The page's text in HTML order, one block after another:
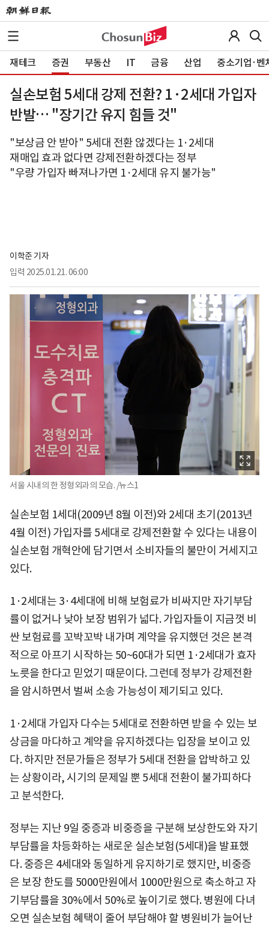
재테크 증권 부동산 IT 금융 산업 중소기업·벤
실손보험 5세대 강제 전환? 1·2세대 가입자
반발… "장기간 유지 힘들 것"
"보상금 안 받아" 5세대 전환 않겠다는 1·2세대
재매입 효과 없다면 강제전환하겠다는 정부
"우량 가입자 빠져나가면 1·2세대 유지 불가능"
이학준 기자
입력 2025.01.21. 06:00
서울 시내의 한 정형외과의 모습. /뉴스1
실손보험 1세대(2009년 8월 이전)와 2세대 초기(2013년
4월 이전) 가입자를 5세대로 강제전환할 수 있다는 내용이
실손보험 개혁안에 담기면서 소비자들의 불만이 거세지고
있다.
1·2세대는 3·4세대에 비해 보험료가 비싸지만 자기부담
률이 없거나 낮아 보장 범위가 넓다. 가입자들이 지금껏 비
싼 보험료를 꼬박꼬박 내가며 계약을 유지했던 것은 본격
적으로 아프기 시작하는 50~60대가 되면 1·2세대가 효자
노릇을 한다고 믿었기 때문이다. 그런데 정부가 강제전환
을 암시하면서 벌써 소송 가능성이 제기되고 있다.
1·2세대 가입자 다수는 5세대로 전환하면 받을 수 있는 보
상금을 마다하고 계약을 유지하겠다는 입장을 보이고 있
다. 하지만 전문가들은 정부가 5세대 전환을 압박하고 있
는 상황이라, 시기의 문제일 뿐 5세대 전환이 불가피하다
고 분석한다.
정부는 지난 9일 중증과 비중증을 구분해 보상한도와 자기
부담률을 차등화하는 새로운 실손보험(5세대)을 발표했
다. 중증은 4세대와 동일하게 유지하기로 했지만, 비중증
은 보장 한도를 5000만원에서 1000만원으로 축소하고 자
기부담률을 30%에서 50%로 높이기로 했다. 병원에 다녀
오면 실손보험 혜택이 줄어 부담해야 할 병원비가 늘어난